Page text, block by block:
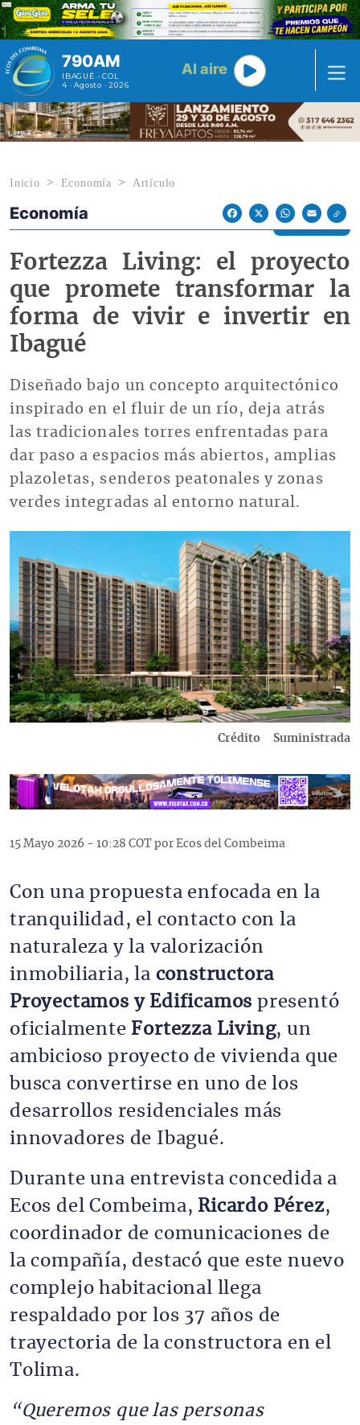
Pasar al contenido principal
790AM
IBAGUÉ - COL
4 · Agosto · 2026
Al aire
Inicio Economía Artículo
Econoticias y Eventos
Economía
FacebookX WhatsAppEmail
Fortezza Living: el proyecto
que promete transformar la
forma de vivir e invertir en
Ibagué
Diseñado bajo un concepto arquitectónico
inspirado en el fluir de un río, deja atrás
las tradicionales torres enfrentadas para
dar paso a espacios más abiertos, amplias
plazoletas, senderos peatonales y zonas
verdes integradas al entorno natural.
Crédito Suministrada
15 Mayo 2026 - 10:28 COT por Ecos del Combeima
Con una propuesta enfocada en la
tranquilidad, el contacto con la
naturaleza y la valorización
inmobiliaria, la constructora
Proyectamos y Edificamos presentó
oficialmente Fortezza Living, un
ambicioso proyecto de vivienda que
busca convertirse en uno de los
desarrollos residenciales más
innovadores de Ibagué.
Durante una entrevista concedida a
Ecos del Combeima, Ricardo Pérez,
coordinador de comunicaciones de
la compañía, destacó que este nuevo
complejo habitacional llega
respaldado por los 37 años de
trayectoria de la constructora en el
Tolima.
“Queremos que las personas